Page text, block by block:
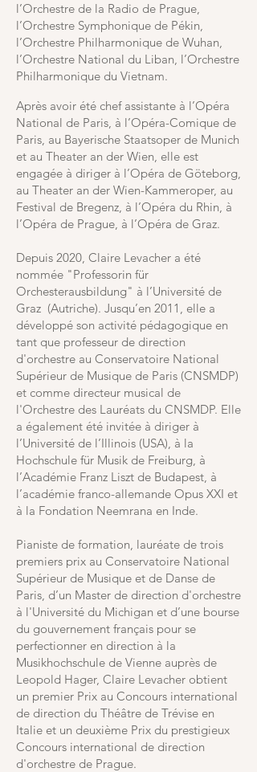
l’Orchestre de la Radio de Prague,
l’Orchestre Symphonique de Pékin,
l’Orchestre Philharmonique de Wuhan,
l’Orchestre National du Liban, l’Orchestre
Philharmonique du Vietnam.
Après avoir été chef assistante à l’Opéra
National de Paris, à l’Opéra-Comique de
Paris, au Bayerische Staatsoper de Munich
et au Theater an der Wien, elle est
engagée à diriger à l’Opéra de Göteborg,
au Theater an der Wien-Kammeroper, au
Festival de Bregenz, à l’Opéra du Rhin, à
l’Opéra de Prague, à l’Opéra de Graz.
Depuis 2020, Claire Levacher a été
nommée "Professorin für
Orchesterausbildung" à l’Université de
Graz (Autriche). Jusqu’en 2011, elle a
développé son activité pédagogique en
tant que professeur de direction
d'orchestre au Conservatoire National
Supérieur de Musique de Paris (CNSMDP)
et comme directeur musical de
l'Orchestre des Lauréats du CNSMDP. Elle
a également été invitée à diriger à
l’Université de l’Illinois (USA), à la
Hochschule für Musik de Freiburg, à
l’Académie Franz Liszt de Budapest, à
l’académie franco-allemande Opus XXI et
à la Fondation Neemrana en Inde.
Pianiste de formation, lauréate de trois
premiers prix au Conservatoire National
Supérieur de Musique et de Danse de
Paris, d’un Master de direction d'orchestre
à l'Université du Michigan et d’une bourse
du gouvernement français pour se
perfectionner en direction à la
Musikhochschule de Vienne auprès de
Leopold Hager, Claire Levacher obtient
un premier Prix au Concours international
de direction du Théâtre de Trévise en
Italie et un deuxième Prix du prestigieux
Concours international de direction
d'orchestre de Prague.